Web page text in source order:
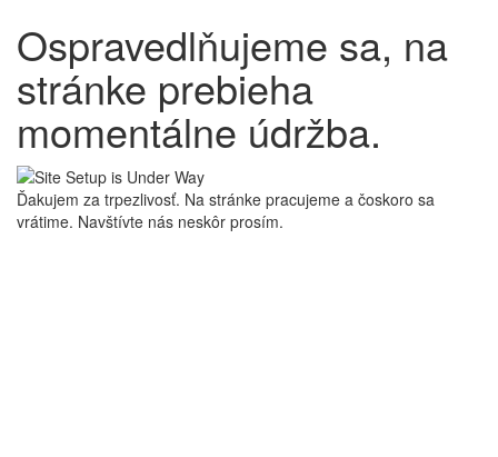
Ospravedlňujeme sa, na
stránke prebieha
momentálne údržba.
Ďakujem za trpezlivosť. Na stránke pracujeme a čoskoro sa
vrátime. Navštívte nás neskôr prosím.